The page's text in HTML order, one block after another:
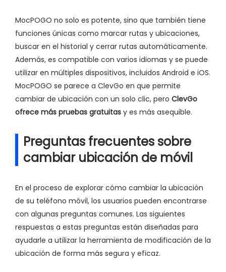
MocPOGO no solo es potente, sino que también tiene
funciones únicas como marcar rutas y ubicaciones,
buscar en el historial y cerrar rutas automáticamente.
Además, es compatible con varios idiomas y se puede
utilizar en múltiples dispositivos, incluidos Android e iOS.
MocPOGO se parece a ClevGo en que permite
cambiar de ubicación con un solo clic, pero ClevGo
ofrece más pruebas gratuitas y es más asequible.
Preguntas frecuentes sobre
cambiar ubicación de móvil
En el proceso de explorar cómo cambiar la ubicación
de su teléfono móvil, los usuarios pueden encontrarse
con algunas preguntas comunes. Las siguientes
respuestas a estas preguntas están diseñadas para
ayudarle a utilizar la herramienta de modificación de la
ubicación de forma más segura y eficaz.